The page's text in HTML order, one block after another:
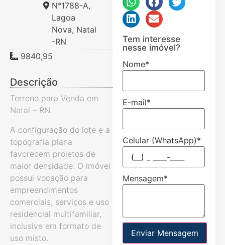
N°1788-A,
Lagoa
Nova, Natal
-RN
9840,95
Descrição
Terreno para Venda em
Natal – RN.
A configuração do lote e a
topografia plana
favorecem projetos de
maior densidade. O imóvel
possui vocação para
empreendimentos
comerciais, serviços e uso
residencial multifamiliar,
inclusive em formato de
uso misto.
Tem interesse
nesse imóvel?
Nome*
E-mail*
Celular (WhatsApp)*
Mensagem*
Enviar Mensagem